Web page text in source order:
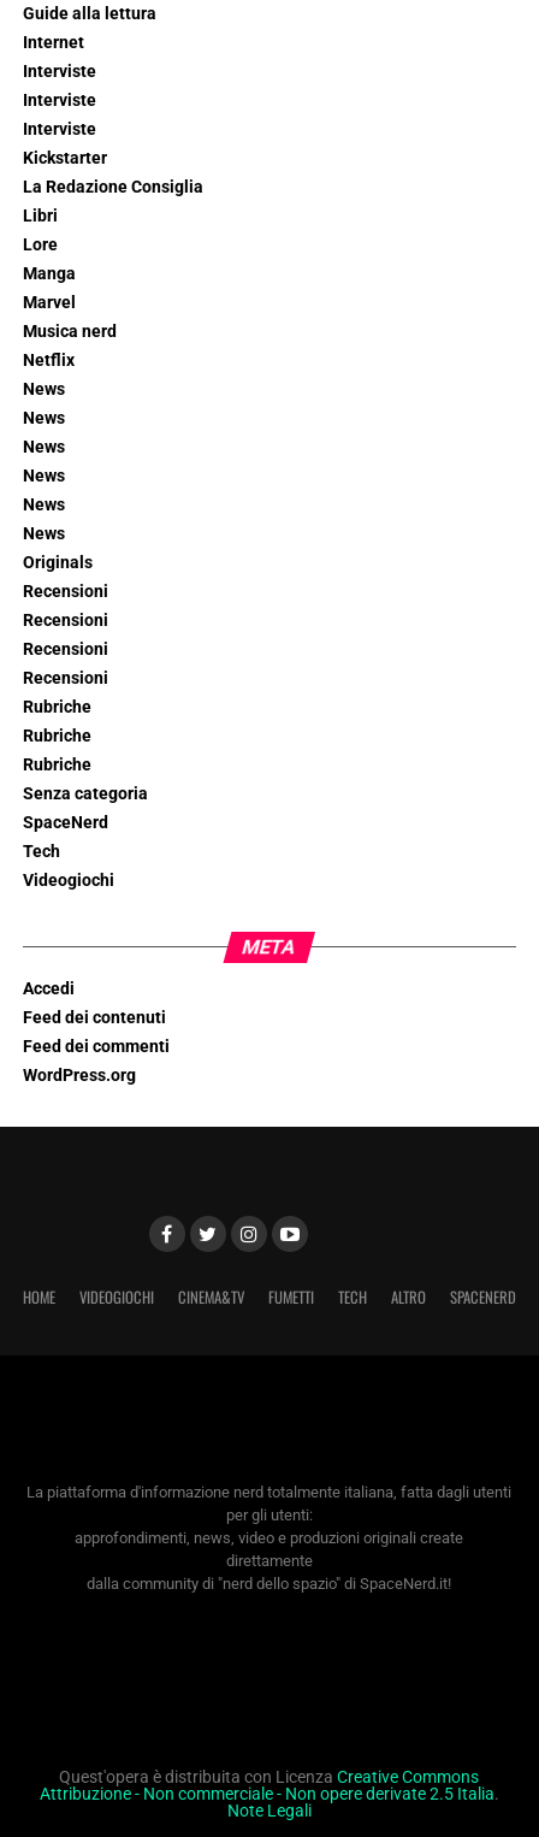
Guide alla lettura
Internet
Interviste
Interviste
Interviste
Kickstarter
La Redazione Consiglia
Libri
Lore
Manga
Marvel
Musica nerd
Netflix
News
News
News
News
News
News
Originals
Recensioni
Recensioni
Recensioni
Recensioni
Rubriche
Rubriche
Rubriche
Senza categoria
SpaceNerd
Tech
Videogiochi
META
Accedi
Feed dei contenuti
Feed dei commenti
WordPress.org
HOME VIDEOGIOCHI CINEMA&TV FUMETTI TECH ALTRO SPACENERD
La piattaforma d'informazione nerd totalmente italiana, fatta dagli utenti
per gli utenti:
approfondimenti, news, video e produzioni originali create
direttamente
dalla community di "nerd dello spazio" di SpaceNerd.it!
Quest'opera è distribuita con LicenzaCreative Commons
Attribuzione - Non commerciale - Non opere derivate 2.5 Italia.
Note Legali